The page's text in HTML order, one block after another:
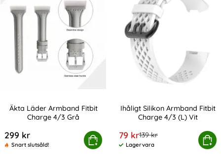
Äkta Läder Armband Fitbit
Charge 4/3 Grå
299 kr
Snart slutsåld!
Köp
Äkta Läder Armband Fitbit Charge 4/3 Grå
Ihåligt Silikon Armband Fitbit
Charge 4/3 (L) Vit
rea pris
79 krtidigare pris
139 kr
Tillgänglighet:
Lagervara
Köp
Ihåligt Silikon Armband